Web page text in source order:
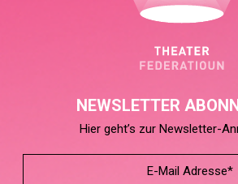
NEWSLETTER
Hier geht’s zur Newsletter-